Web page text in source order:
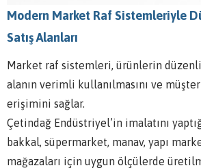
Modern Market Raf Sistemleriyle
Satış Alanları
Market raf sistemleri, ürünlerin
alanın verimli kullanılmasını ve
erişimini sağlar.
Çetindağ Endüstriyel’in imalatını
bakkal, süpermarket, manav, yapı
mağazaları için uygun ölçülerde